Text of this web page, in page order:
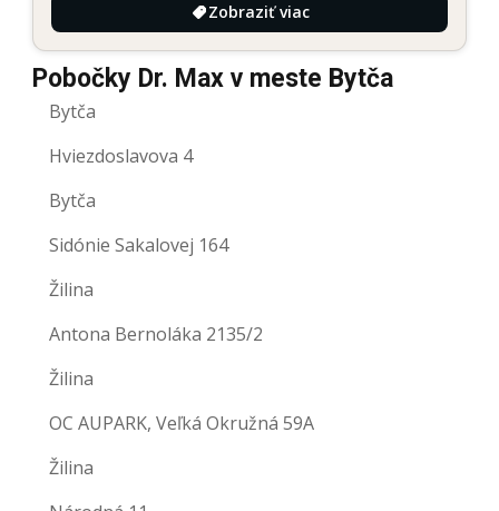
Zobraziť viac
Pobočky Dr. Max v meste Bytča
Bytča
Hviezdoslavova 4
Bytča
Sidónie Sakalovej 164
Žilina
Antona Bernoláka 2135/2
Žilina
OC AUPARK, Veľká Okružná 59A
Žilina